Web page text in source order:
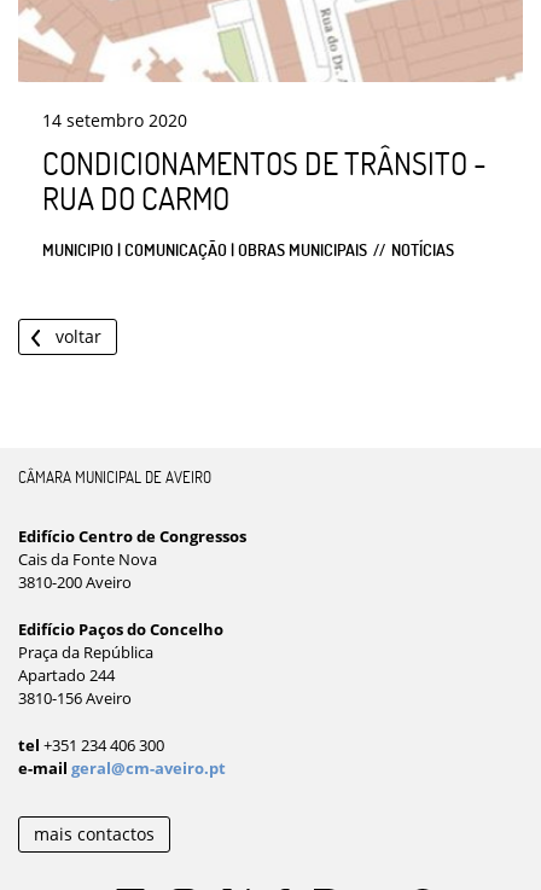
14 setembro 2020
CONDICIONAMENTOS DE TRÂNSITO -
RUA DO CARMO
MUNICIPIO | COMUNICAÇÃO | OBRAS MUNICIPAIS NOTÍCIAS
voltar
CÂMARA MUNICIPAL DE AVEIRO
Edifício Centro de Congressos
Cais da Fonte Nova
3810-200 Aveiro
Edifício Paços do Concelho
Praça da República
Apartado 244
3810-156 Aveiro
tel +351 234 406 300
e-mail geral@cm-aveiro.pt
mais contactos